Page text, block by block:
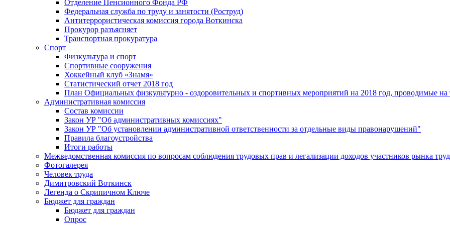
Отделение Пенсионного Фонда РФ
Федеральная служба по труду и занятости (Роструд)
Антитеррористическая комиссия города Воткинска
Прокурор разъясняет
Транспортная прокуратура
Спорт
Физкультура и спорт
Спортивные сооружения
Хоккейный клуб «Знамя»
Статистический отчет 2018 год
План Официальных физкультурно - оздоровительных и спортивных мероприятий на 2018 год, проводимые
Административная комиссия
Состав комиссии
Закон УР "Об административных комиссиях"
Закон УР "Об установлении административной ответственности за отдельные виды правонарушений"
Правила благоустройства
Итоги работы
Межведомственная комиссия по вопросам соблюдения трудовых прав и легализации доходов участников рынка
Фотогалерея
Человек труда
Димитровский Воткинск
Легенда о Скрипичном Ключе
Бюджет для граждан
Бюджет для граждан
Опрос